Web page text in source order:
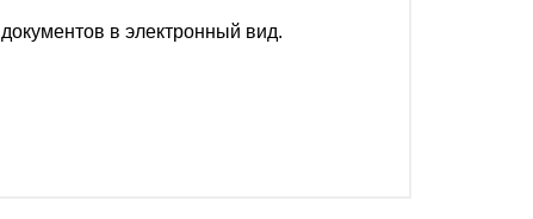
в электронный вид.